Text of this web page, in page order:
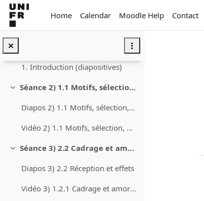
Skip to main content
Home
Calendar Moodle Help Contact
Questions de révision
Collapse
Séance 1) 1. Introduction (19.09.)
1. Introduction (diapositives)
Collapse
Séance 2) 1.1 Motifs, sélection, usages et gratifications (26.09.)
Diapos 2) 1.1 Motifs, sélection, usages et gratifications
Vidéo 2) 1.1 Motifs, sélection, usages et gratifications
Collapse
Séance 3) 2.2 Cadrage et amorçage (03.10.)
Diapos 3) 2.2 Réception et effets
Vidéo 3) 1.2.1 Cadrage et amorçage